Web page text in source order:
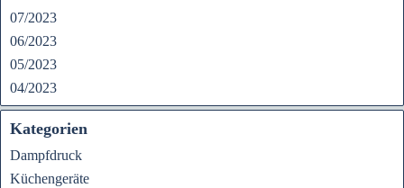
07/2023
06/2023
05/2023
04/2023
Kategorien
Dampfdruck
Küchengeräte